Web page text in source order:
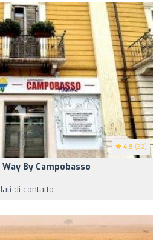
4.9 (32)
By Campobasso
di contatto